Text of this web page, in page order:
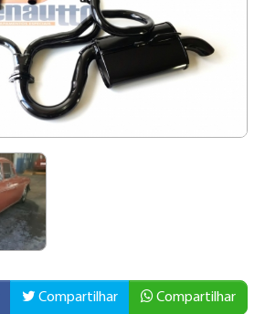
Compartilhar Compartilhar